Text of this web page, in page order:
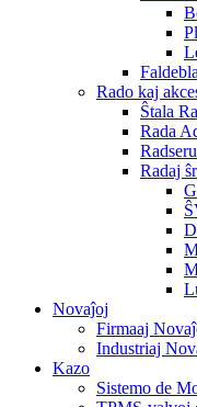
Rado kaj
Ŝtala
Rada
Radaj
Novaĵoj
Firmaaj
Industriaj
Kazo
Sistemo de